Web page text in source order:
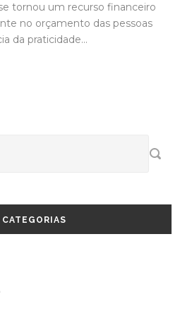
tornou um recurso financeiro
no orçamento das pessoas
da praticidade...
CATEGORIAS